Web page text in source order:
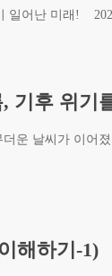
일어난 미래!
기후 위기
운 날씨가 이어
해하기-1)